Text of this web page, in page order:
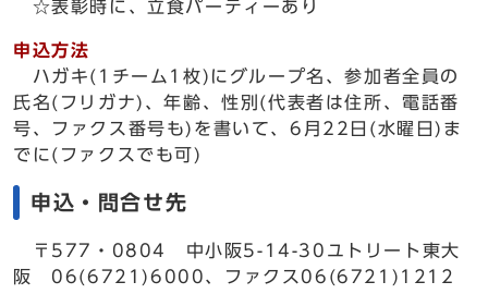
☆表彰時に、立食パーティーあり
申込方法
ハガキ(1チーム1枚)にグループ名、参加者全員の
氏名(フリガナ)、年齢、性別(代表者は住所、電話番
号、ファクス番号も)を書いて、6月22日(水曜日)ま
でに(ファクスでも可)
申込・問合せ先
〒577・0804 中小阪5-14-30ユトリート東大
阪 06(6721)6000、ファクス06(6721)1212